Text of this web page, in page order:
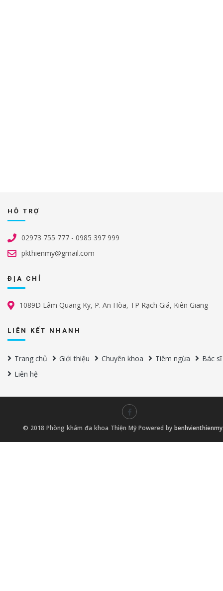
HỖ TRỢ
02973 755 777 - 0985 397 999
pkthienmy@gmail.com
ĐỊA CHỈ
1089D Lâm Quang Ky, P. An Hòa, TP Rạch Giá, Kiên Giang
LIÊN KẾT NHANH
Trang chủ Giới thiệu Chuyên khoa Tiêm ngừa
Bác sĩ
Liên hệ
© 2018 Phòng khám đa khoa Thiện Mỹ Powered by